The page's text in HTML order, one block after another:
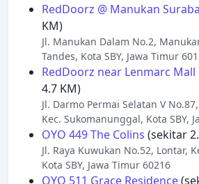
RedDoorz @ Manukan
KM)
Jl. Manukan Dalam No.2,
Tandes, Kota SBY, Jawa Timur
RedDoorz near Lenmarc Mall
4.7 KM)
Jl. Darmo Permai Selatan V
Kec. Sukomanunggal, Kota SBY,
OYO 449 The Colins (sekitar
Jl. Raya Kuwukan No.52, Lontar,
Kota SBY, Jawa Timur 60216
OYO 511 Grace Residence